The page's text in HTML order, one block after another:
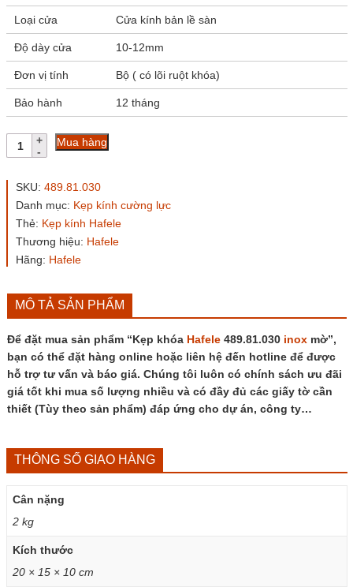
Loại cửa Cửa kính bản lề sàn
Độ dày cửa 10-12mm
Đơn vị tính Bộ ( có lõi ruột khóa)
Bảo hành 12 tháng
Kẹp
khóa
489.81.030
mờ
số
lượng
Mua hàng
SKU: 489.81.030
Danh mục: Kẹp kính cường lực
Thẻ: Kẹp kính Hafele
Thương hiệu: Hafele
Hãng: Hafele
MÔ TẢ SẢN PHẨM
Để đặt mua sản phẩm “Kẹp khóa Hafele489.81.030 inoxmờ”,
bạn có thể đặt hàng online hoặc liên hệ đến hotline để được
hỗ trợ tư vấn và báo giá. Chúng tôi luôn có chính sách ưu đãi
giá tốt khi mua số lượng nhiều và có đầy đủ các giấy tờ cần
thiết (Tùy theo sản phẩm) đáp ứng cho dự án, công ty…
THÔNG SỐ GIAO HÀNG
Cân nặng
2 kg
Kích thước
20 × 15 × 10 cm